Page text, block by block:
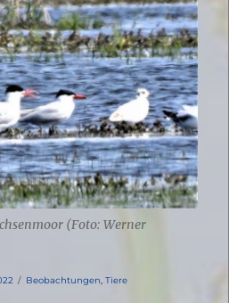
(Foto: Werner
Kategorien
Beobachtungen, Tiere